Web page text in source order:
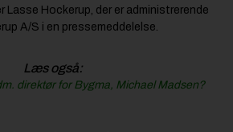
Hockerup, der er administrerende
A/S i en pressemeddelelse.
Læs også:
direktør for Bygma, Michael Madsen?